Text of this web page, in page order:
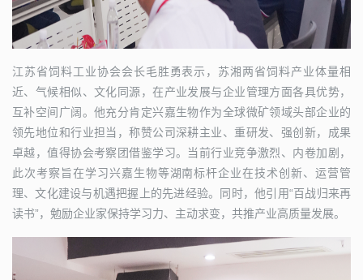
江苏省饲料工业协会会长毛胜勇表示，苏湘两省饲料产业体量相
近、气候相似、文化同源，在产业发展与企业管理方面各具优势，
互补空间广阔。他充分肯定兴嘉生物作为全球微矿领域头部企业的
领先地位和行业担当，称赞公司深耕主业、重研发、强创新，成果
卓越，值得协会考察团借鉴学习。当前行业竞争激烈、内卷加剧，
此次考察旨在学习兴嘉生物等湖南标杆企业在技术创新、运营管
理、文化建设与机遇把握上的先进经验。同时，他引用“百战归来再
读书”，勉励企业家保持学习力、主动求变，共推产业高质量发展。